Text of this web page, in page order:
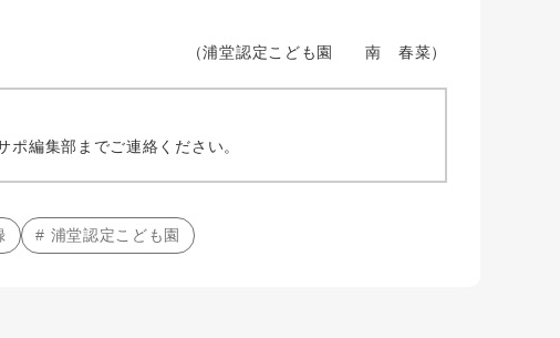
（浦堂認定こども園 南 春菜）
編集部までご連絡ください。
# 浦堂認定こども園